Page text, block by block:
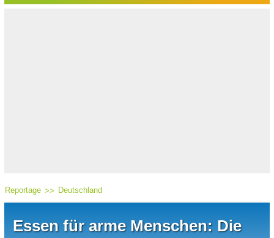
Reportage Deutschland
Essen für arme Menschen: Die